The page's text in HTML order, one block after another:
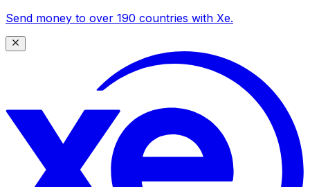
Send money to over 190 countries with Xe.